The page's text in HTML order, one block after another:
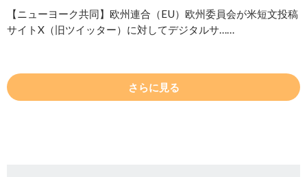
【ニューヨーク共同】欧州連合（EU）欧州委員会が米短文投稿
サイトX（旧ツイッター）に対してデジタルサ……
さらに見る